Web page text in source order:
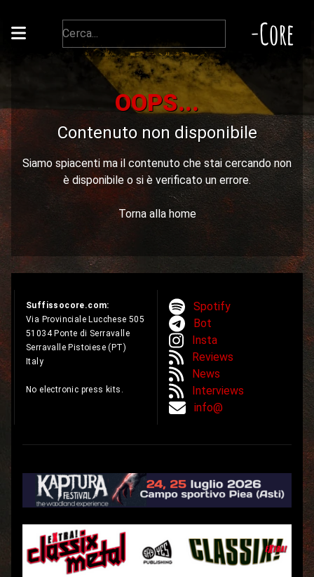
-Core
OOPS...
Contenuto non disponibile
Siamo spiacenti ma il contenuto che stai cercando non
è disponibile o si è verificato un errore.
Torna alla home
Suffissocore.com:
Via Provinciale Lucchese 505
51034 Ponte di Serravalle
Serravalle Pistoiese (PT)
Italy
No electronic press kits.
Spotify
Bot
Insta
Reviews
News
Interviews
info@